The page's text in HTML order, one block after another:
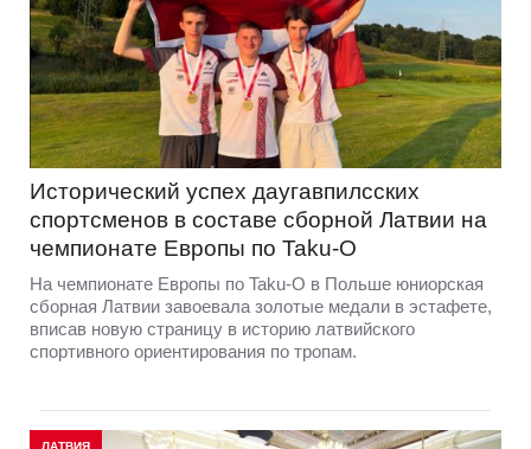
Исторический успех даугавпилсских
спортсменов в составе сборной Латвии на
чемпионате Европы по Taku-O
На чемпионате Европы по Taku-O в Польше юниорская
сборная Латвии завоевала золотые медали в эстафете,
вписав новую страницу в историю латвийского
спортивного ориентирования по тропам.